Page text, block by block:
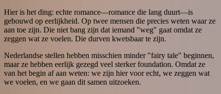
Hier is het ding: echte romance—romance die lang duurt—is
gebouwd op eerlijkheid. Op twee mensen die precies weten waar ze
aan toe zijn. Die niet bang zijn dat iemand "weg" gaat omdat ze
zeggen wat ze voelen. Die durven kwetsbaar te zijn.
Nederlandse stellen hebben misschien minder "fairy tale" beginnen,
maar ze hebben eerlijk gezegd veel sterker foundation. Omdat ze
van het begin af aan weten: we zijn hier voor echt, we zeggen wat
we voelen, en we gaan dit samen uitzoeken.